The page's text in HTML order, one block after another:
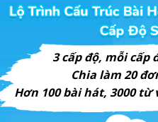
3 cấp độ, mỗi cấp
Chia làm 20
Hơn 100 bài hát, 3000 từ